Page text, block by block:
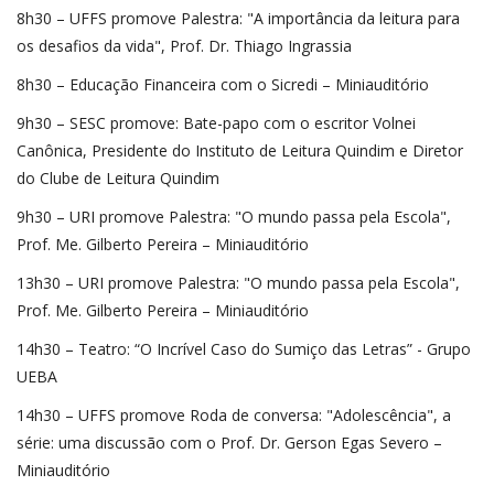
8h30 – UFFS promove Palestra: "A importância da leitura para
os desafios da vida", Prof. Dr. Thiago Ingrassia
8h30 – Educação Financeira com o Sicredi – Miniauditório
9h30 – SESC promove: Bate-papo com o escritor Volnei
Canônica, Presidente do Instituto de Leitura Quindim e Diretor
do Clube de Leitura Quindim
9h30 – URI promove Palestra: "O mundo passa pela Escola",
Prof. Me. Gilberto Pereira – Miniauditório
13h30 – URI promove Palestra: "O mundo passa pela Escola",
Prof. Me. Gilberto Pereira – Miniauditório
14h30 – Teatro: “O Incrível Caso do Sumiço das Letras” - Grupo
UEBA
14h30 – UFFS promove Roda de conversa: "Adolescência", a
série: uma discussão com o Prof. Dr. Gerson Egas Severo –
Miniauditório